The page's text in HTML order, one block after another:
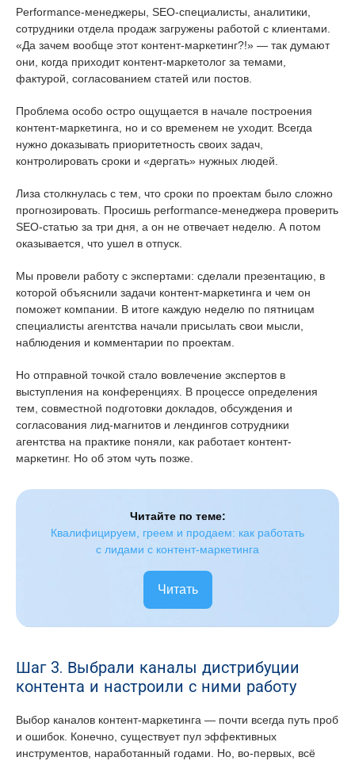
Performance-менеджеры, SEO-специалисты, аналитики,
сотрудники отдела продаж загружены работой с клиентами.
«Да зачем вообще этот контент-маркетинг?!» — так думают
они, когда приходит контент-маркетолог за темами,
фактурой, согласованием статей или постов.
Проблема особо остро ощущается в начале построения
контент-маркетинга, но и со временем не уходит. Всегда
нужно доказывать приоритетность своих задач,
контролировать сроки и «дергать» нужных людей.
Лиза столкнулась с тем, что сроки по проектам было сложно
прогнозировать. Просишь performance-менеджера проверить
SEO-статью за три дня, а он не отвечает неделю. А потом
оказывается, что ушел в отпуск.
Мы провели работу с экспертами: сделали презентацию, в
которой объяснили задачи контент-маркетинга и чем он
поможет компании. В итоге каждую неделю по пятницам
специалисты агентства начали присылать свои мысли,
наблюдения и комментарии по проектам.
Но отправной точкой стало вовлечение экспертов в
выступления на конференциях. В процессе определения
тем, совместной подготовки докладов, обсуждения и
согласования лид-магнитов и лендингов сотрудники
агентства на практике поняли, как работает контент-
маркетинг. Но об этом чуть позже.
Читайте по теме:
Квалифицируем, греем и продаем: как работать
с лидами с контент-маркетинга
Читать
Шаг 3. Выбрали каналы дистрибуции
контента и настроили с ними работу
Выбор каналов контент-маркетинга — почти всегда путь проб
и ошибок. Конечно, существует пул эффективных
инструментов, наработанный годами. Но, во-первых, всё